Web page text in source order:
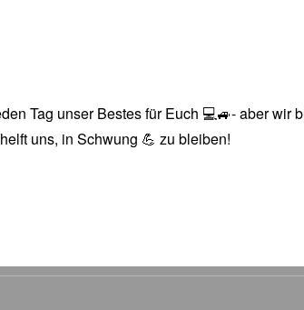
Tag unser Bestes für Euch 💻🚙- aber
uns, in Schwung 💪 zu bleiben!